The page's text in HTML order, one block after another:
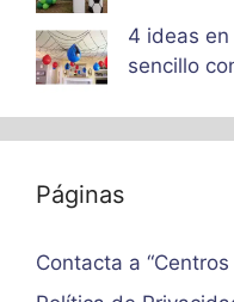
4 ideas
sencillo
Páginas
Contacta a